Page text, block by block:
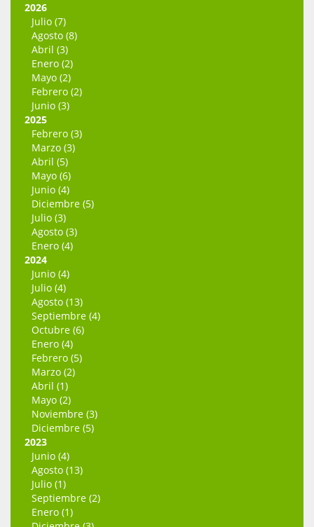
2026
Julio (7)
Agosto (8)
Abril (3)
Enero (2)
Mayo (2)
Febrero (2)
Junio (3)
2025
Febrero (3)
Marzo (3)
Abril (5)
Mayo (6)
Junio (4)
Diciembre (5)
Julio (3)
Agosto (3)
Enero (4)
2024
Junio (4)
Julio (4)
Agosto (13)
Septiembre (4)
Octubre (6)
Enero (4)
Febrero (5)
Marzo (2)
Abril (1)
Mayo (2)
Noviembre (3)
Diciembre (5)
2023
Junio (4)
Agosto (13)
Julio (1)
Septiembre (2)
Enero (1)